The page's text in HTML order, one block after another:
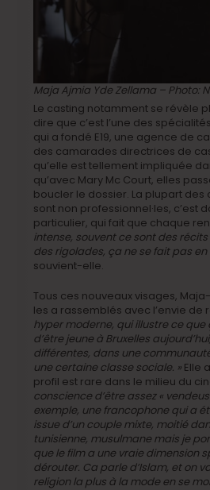
Maja Ajmia Yde Zellama – Photo:
Le casting notamment se révèle
dire que c’est l’une des
qui a fondé E19, une agence de
des camarades directrices de
qu’elle est tellement impliquée
qu’avec Mary Mc Court, elles
boucler le dossier. La plupart des
sont non professionnel·les, c’est
particulier, qui fait que chaque
intense, souvent ce sont des
des rigolades, ça ne se fait pas en
souvient-elle.
Tous ces nouveaux visages,
les a rassemblés avec l’envie de
hyper moderne, qui illustre ce
d’être jeune à Bruxelles
différentes, dans une
une certaine classe sociale. » Elle
profil est rare dans le milieu du
conscience d’être assez «
exemple, une francophone qui a
issue d’un couple mixte, moitié
tunisienne, musulmane mais je
que le film a une vraie dimension
dérouter. Ca parle d’Islam, et on
religion la plus à la mode en se